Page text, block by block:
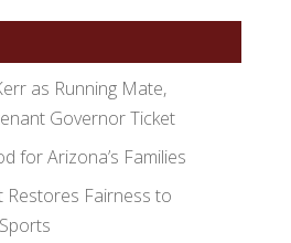
as Running Mate,
Governor Ticket
for Arizona’s Families
Restores Fairness to